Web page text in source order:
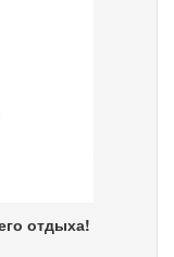
отдыха!